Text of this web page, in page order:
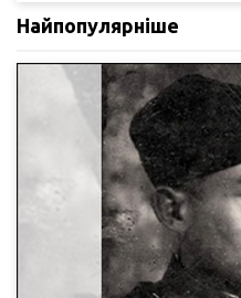
Найпопулярніше